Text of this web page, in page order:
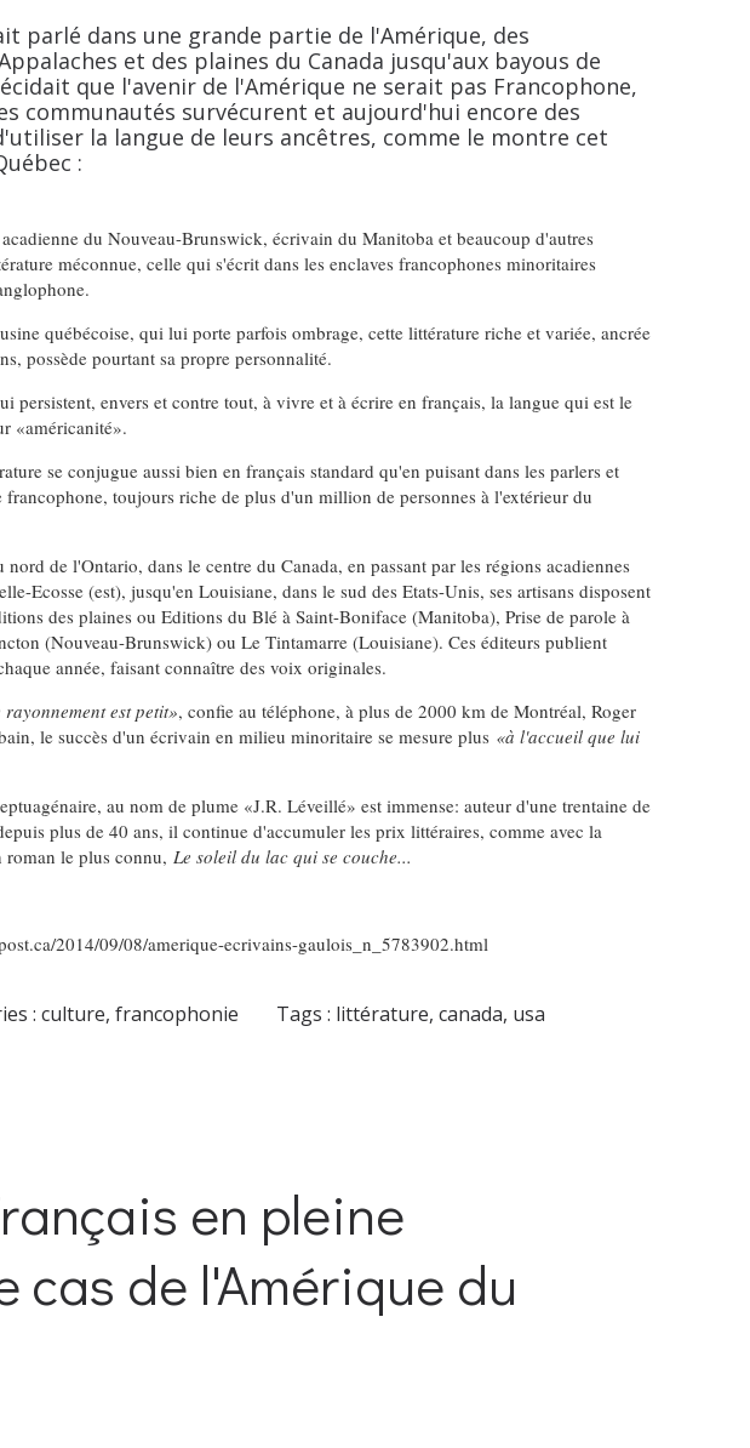
parlé dans une grande partie de l'Amérique, des
et des plaines du Canada jusqu'aux bayous de
que l'avenir de l'Amérique ne serait pas Francophone,
communautés survécurent et aujourd'hui encore des
la langue de leurs ancêtres, comme le montre cet
:
du Nouveau-Brunswick, écrivain du Manitoba et beaucoup d'autres
méconnue, celle qui s'écrit dans les enclaves francophones minoritaires
québécoise, qui lui porte parfois ombrage, cette littérature riche et variée, ancrée
possède pourtant sa propre personnalité.
persistent, envers et contre tout, à vivre et à écrire en français, la langue qui est le
«américanité».
se conjugue aussi bien en français standard qu'en puisant dans les parlers et
francophone, toujours riche de plus d'un million de personnes à l'extérieur du
de l'Ontario, dans le centre du Canada, en passant par les régions acadiennes
Ecosse (est), jusqu'en Louisiane, dans le sud des Etats-Unis, ses artisans disposent
des plaines ou Editions du Blé à Saint-Boniface (Manitoba), Prise de parole à
(Nouveau-Brunswick) ou Le Tintamarre (Louisiane). Ces éditeurs publient
année, faisant connaître des voix originales.
est petit», confie au téléphone, à plus de 2000 km de Montréal, Roger
le succès d'un écrivain en milieu minoritaire se mesure plus «à l'accueil que lui
au nom de plume «J.R. Léveillé» est immense: auteur d'une trentaine de
plus de 40 ans, il continue d'accumuler les prix littéraires, comme avec la
roman le plus connu, Le soleil du lac qui se couche...
2014/09/08/amerique-ecrivains-gaulois_n_5783902.html
:culture,francophonie Tags : littérature,canada, usa
en pleine
cas de l'Amérique du